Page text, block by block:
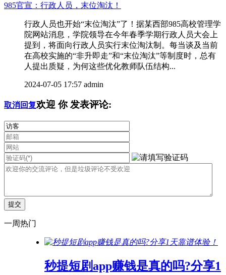
985官宣：行政人员，末位淘汰！
行政人员也开始“末位淘汰”了！据某西部985高校管理学
院网站消息，学院领导在今年春季学期行政人员大会上
提到，将面向行政人员实行末位淘汰制。每当谈及当前
在高校实施的“非升即走”和“末位淘汰”等制度时，总有
人提出质疑，为何这些优化教师队伍结构...
2024-07-05 17:57 admin
取消回复欢迎 你发表评论:
一周热门
秒提短剧app赚钱是真的吗?分享1